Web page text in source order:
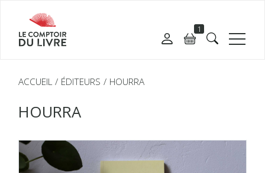
1
ACCUEIL ÉDITEURS HOURRA
HOURRA